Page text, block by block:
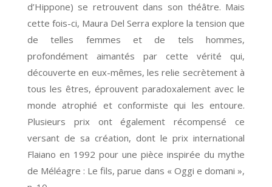
d’Hippone) se retrouvent dans son théâtre. Mais
cette fois-ci, Maura Del Serra explore la tension que
de telles femmes et de tels hommes,
profondément aimantés par cette vérité qui,
découverte en eux-mêmes, les relie secrètement à
tous les êtres, éprouvent paradoxalement avec le
monde atrophié et conformiste qui les entoure.
Plusieurs prix ont également récompensé ce
versant de sa création, dont le prix international
Flaiano en 1992 pour une pièce inspirée du mythe
de Méléagre : Le fils, parue dans « Oggi e domani »,